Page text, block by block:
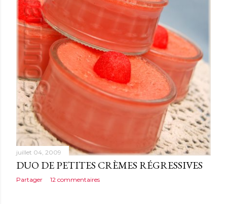
juillet 04, 2009
DUO DE PETITES CRÈMES RÉGRESSIVES
Partager 12 commentaires